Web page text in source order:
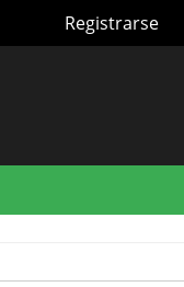
Registrarse